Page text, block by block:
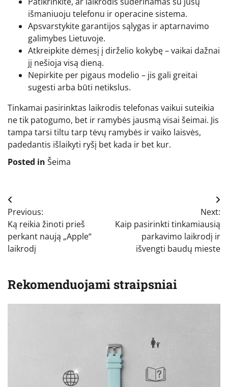
išmaniuoju telefonu ir operacine sistema.
Apsvarstykite garantijos sąlygas ir aptarnavimo
galimybes Lietuvoje.
Atkreipkite dėmesį į dirželio kokybę – vaikai dažnai
jį nešioja visą dieną.
Nepirkite per pigaus modelio – jis gali greitai
sugesti arba būti netikslus.
Tinkamai pasirinktas laikrodis telefonas vaikui suteikia
ne tik patogumo, bet ir ramybės jausmą visai šeimai. Jis
tampa tarsi tiltu tarp tėvų ramybės ir vaiko laisvės,
padedantis išlaikyti ryšį bet kada ir bet kur.
Posted in Šeima
Navigacija
tarp
įrašų
Previous:
Ką reikia žinoti prieš
perkant naują „Apple“
laikrodį
Next:
Kaip pasirinkti tinkamiausią
parkavimo laikrodį ir
išvengti baudų mieste
Rekomenduojami straipsniai